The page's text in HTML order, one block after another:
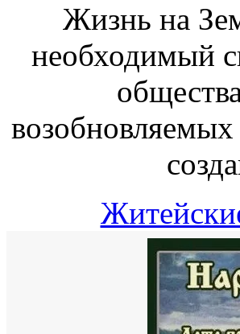
Жизнь на
необходимый
возобновляемых